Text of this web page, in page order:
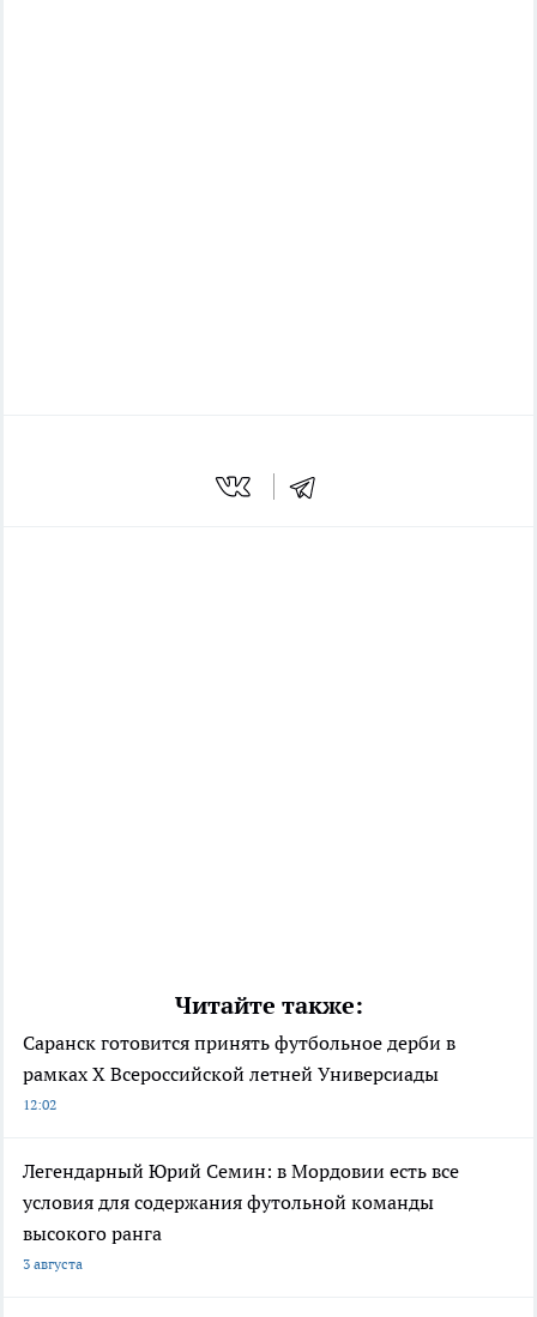
Читайте также:
Саранск готовится принять футбольное дерби в
рамках X Всероссийской летней Универсиады
12:02
Легендарный Юрий Семин: в Мордовии есть все
условия для содержания футольной команды
высокого ранга
3 августа